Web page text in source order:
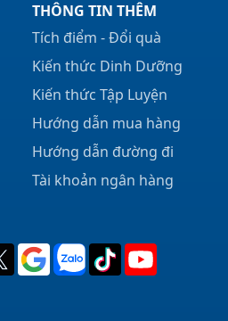
THÔNG TIN THÊM
Tích điểm - Đổi quà
Kiến thức Dinh Dưỡng
Kiến thức Tập Luyện
Hướng dẫn mua hàng
Hướng dẫn đường đi
Tài khoản ngân hàng